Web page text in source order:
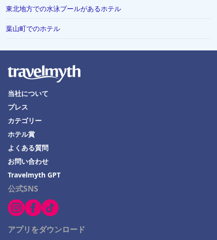
東北地方での水泳プールがあるホテル
葉山町でのホテル
公式SNS
アプリをダウンロード
当社について
プレス
カテゴリー
ホテル賞
よくある質問
お問い合わせ
Travelmyth GPT